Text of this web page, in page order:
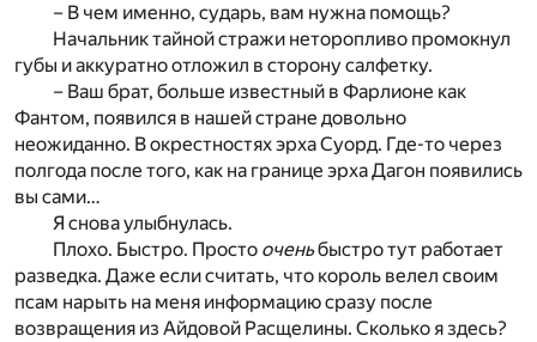
– В чем именно, сударь, вам нужна помощь?
Начальник тайной стражи неторопливо промокнул
губы и аккуратно отложил в сторону салфетку.
– Ваш брат, больше известный в Фарлионе как
Фантом, появился в нашей стране довольно
неожиданно. В окрестностях эрха Суорд. Где-то через
полгода после того, как на границе эрха Дагон появились
вы сами…
Я снова улыбнулась.
Плохо. Быстро. Просто оченьбыстро тут работает
разведка. Даже если считать, что король велел своим
псам нарыть на меня информацию сразу после
возвращения из Айдовой Расщелины. Сколько я здесь?